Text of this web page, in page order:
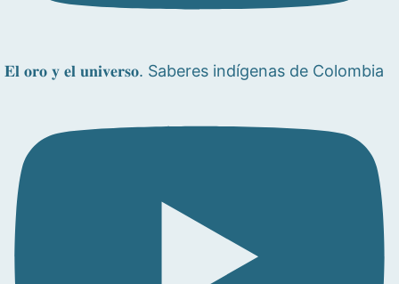
𝐄𝐥 𝐨𝐫𝐨 𝐲 𝐞𝐥 𝐮𝐧𝐢𝐯𝐞𝐫𝐬𝐨. Saberes indígenas de Colombia